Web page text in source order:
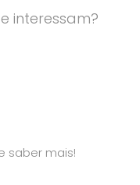
interessam?
saber mais!